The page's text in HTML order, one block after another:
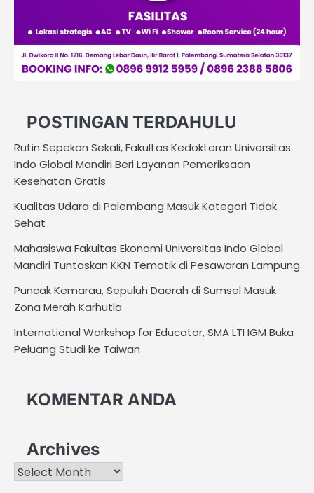
POSTINGAN TERDAHULU
Rutin Sepekan Sekali, Fakultas Kedokteran Universitas
Indo Global Mandiri Beri Layanan Pemeriksaan
Kesehatan Gratis
Kualitas Udara di Palembang Masuk Kategori Tidak
Sehat
Mahasiswa Fakultas Ekonomi Universitas Indo Global
Mandiri Tuntaskan KKN Tematik di Pesawaran Lampung
Puncak Kemarau, Sepuluh Daerah di Sumsel Masuk
Zona Merah Karhutla
International Workshop for Educator, SMA LTI IGM Buka
Peluang Studi ke Taiwan
KOMENTAR ANDA
Archives
Archives